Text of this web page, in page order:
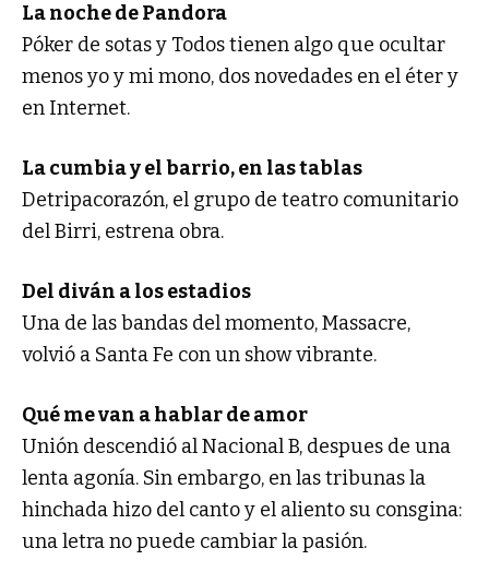
La noche de Pandora
Póker de sotas y Todos tienen algo que ocultar
menos yo y mi mono, dos novedades en el éter y
en Internet.
La cumbia y el barrio, en las tablas
Detripacorazón, el grupo de teatro comunitario
del Birri, estrena obra.
Del diván a los estadios
Una de las bandas del momento, Massacre,
volvió a Santa Fe con un show vibrante.
Qué me van a hablar de amor
Unión descendió al Nacional B, despues de una
lenta agonía. Sin embargo, en las tribunas la
hinchada hizo del canto y el aliento su consgina:
una letra no puede cambiar la pasión.